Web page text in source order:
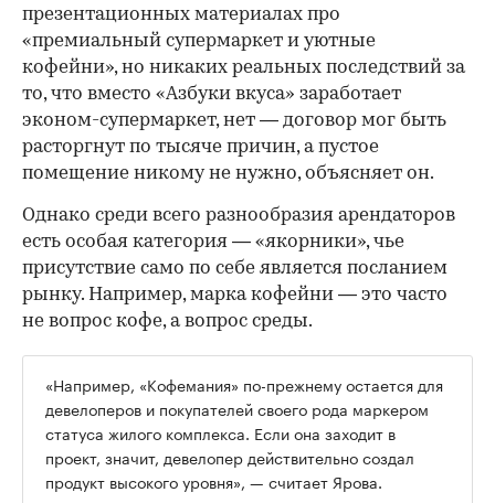
презентационных материалах про
«премиальный супермаркет и уютные
кофейни», но никаких реальных последствий за
то, что вместо «Азбуки вкуса» заработает
эконом-супермаркет, нет — договор мог быть
расторгнут по тысяче причин, а пустое
помещение никому не нужно, объясняет он.
Однако среди всего разнообразия арендаторов
есть особая категория — «якорники», чье
присутствие само по себе является посланием
рынку. Например, марка кофейни — это часто
не вопрос кофе, а вопрос среды.
«Например, «Кофемания» по-прежнему остается для
девелоперов и покупателей своего рода маркером
статуса жилого комплекса. Если она заходит в
проект, значит, девелопер действительно создал
продукт высокого уровня», — считает Ярова.